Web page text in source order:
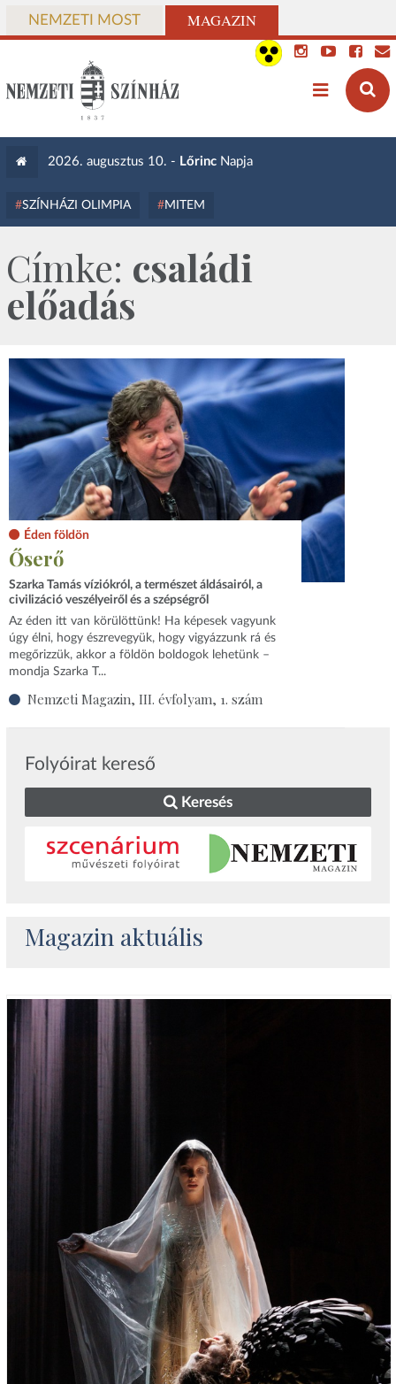
NEMZETI MOST MAGAZIN
2026. augusztus 10. - LőrincNapja
SZÍNHÁZI OLIMPIA MITEM
Címke: családi
előadás
Éden földön
Őserő
Szarka Tamás víziókról, a természet áldásairól, a
civilizáció veszélyeiről és a szépségről
Az éden itt van körülöttünk! Ha képesek vagyunk
úgy élni, hogy észrevegyük, hogy vigyázzunk rá és
megőrizzük, akkor a földön boldogok lehetünk –
mondja Szarka T...
Nemzeti Magazin, III. évfolyam, 1. szám
Folyóirat kereső
Keresés
Magazin aktuális